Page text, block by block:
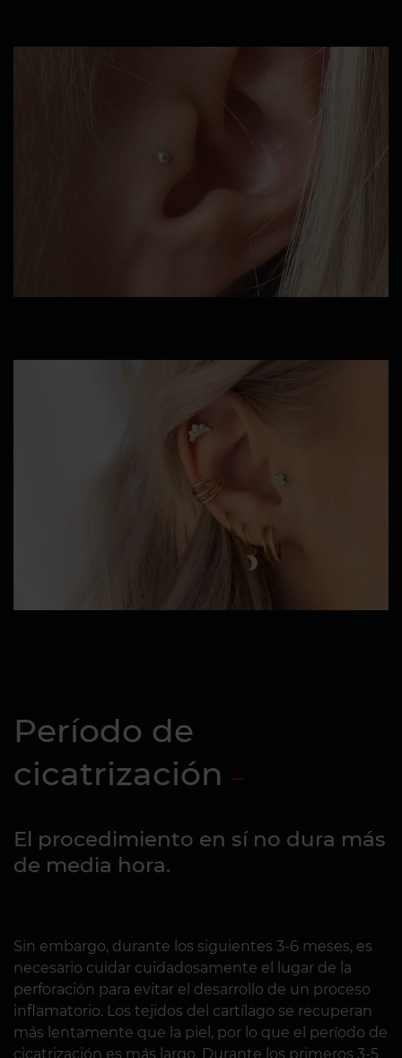
Período de
cicatrización
El procedimiento en sí no dura más
de media hora.
Sin embargo, durante los siguientes 3-6 meses, es
necesario cuidar cuidadosamente el lugar de la
perforación para evitar el desarrollo de un proceso
inflamatorio. Los tejidos del cartílago se recuperan
más lentamente que la piel, por lo que el período de
cicatrización es más largo. Durante los primeros 3-5